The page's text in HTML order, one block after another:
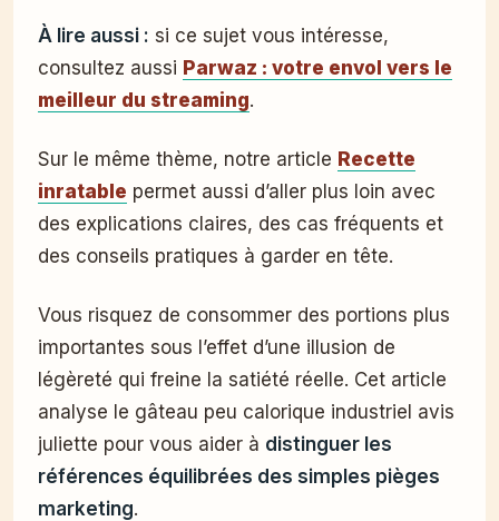
À lire aussi : si ce sujet vous intéresse,
consultez aussi Parwaz : votre envol vers le
meilleur du streaming.
Sur le même thème, notre article Recette
inratable permet aussi d’aller plus loin avec
des explications claires, des cas fréquents et
des conseils pratiques à garder en tête.
Vous risquez de consommer des portions plus
importantes sous l’effet d’une illusion de
légèreté qui freine la satiété réelle. Cet article
analyse le gâteau peu calorique industriel avis
juliette pour vous aider à distinguer les
références équilibrées des simples pièges
marketing.